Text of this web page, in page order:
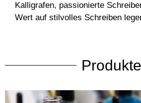
Kalligrafen, passionierte
Wert auf stilvolles Schreiben
Produkte